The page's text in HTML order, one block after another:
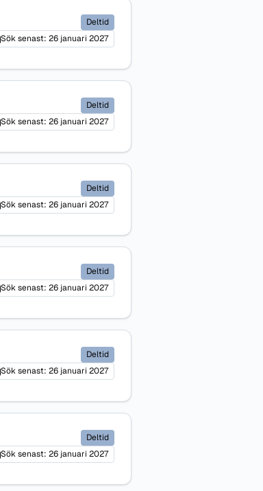
Deltid
Sök senast: 26 januari 2027
Deltid
Sök senast: 26 januari 2027
Deltid
Sök senast: 26 januari 2027
Deltid
Sök senast: 26 januari 2027
Deltid
Sök senast: 26 januari 2027
Deltid
Sök senast: 26 januari 2027